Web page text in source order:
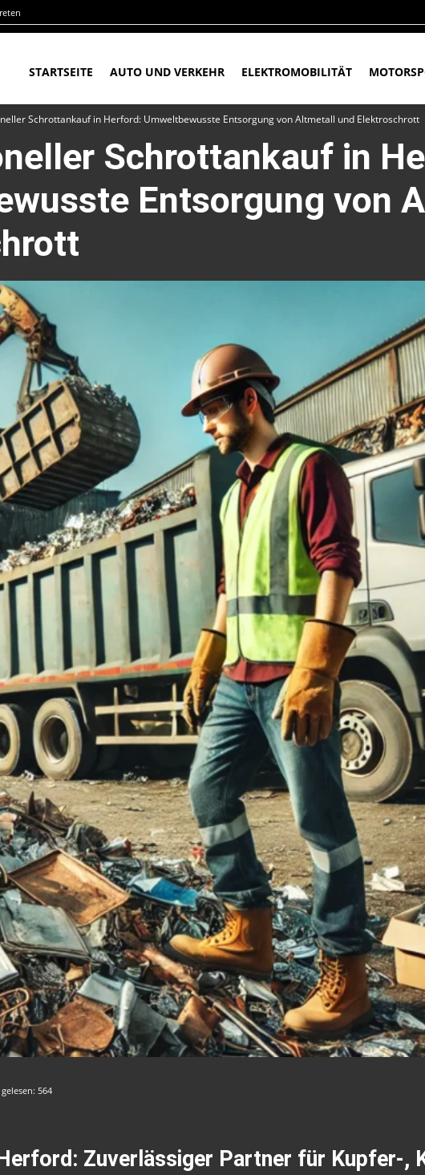
STARTSEITE AUTO UND VERKEHR ELEKTROMOBILITÄT
Schrottankauf in Herford: Umweltbewusste Entsorgung von Altmetall und Elektroschrott
Schrottankauf in
Entsorgung von
564
Zuverlässiger Partner für Kupfer-,